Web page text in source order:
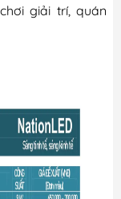
giải trí, quán